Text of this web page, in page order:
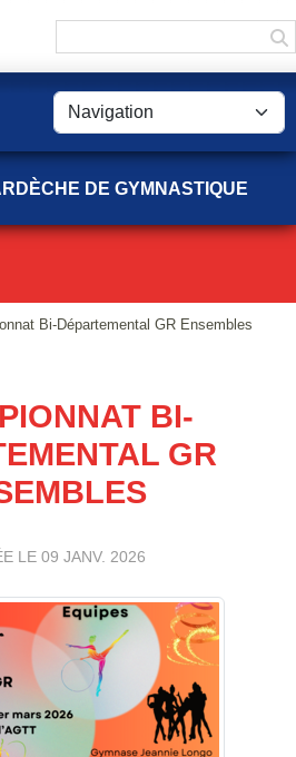
DE GYMNASTIQUE
Bi-Départemental GR Ensembles
BI-
GR
LE 09 JANV. 2026